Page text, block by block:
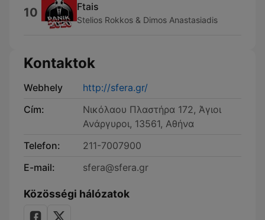
10 Ftais
Stelios Rokkos & Dimos Anastasiadis
Kontaktok
Webhely
http://sfera.gr/
Cím:
Νικόλαου Πλαστήρα 172, Άγιοι
Ανάργυροι, 13561, Αθήνα
Telefon:
211-7007900
E-mail:
sfera@sfera.gr
Közösségi hálózatok